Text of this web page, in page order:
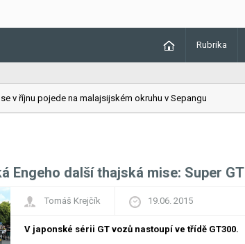
Rubrika
říjnu pojede na malajsijském okruhu v Sepangu
Engeho další thajská mise: Super GT
Tomáš Krejčík 19.06. 2015
V japonské sérii GT vozů nastoupí ve třídě GT300.